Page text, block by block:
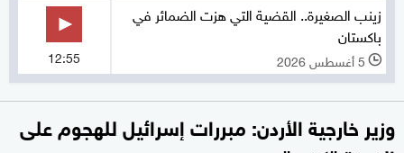
زينب الصغيرة.. القضية التي هزت الضمائر في
باكستان
l 5 أغسطس 2026 12:55
وزير خارجية الأردن: مبررات إسرائيل للهجوم على